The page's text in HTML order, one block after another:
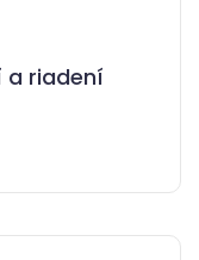
riadení